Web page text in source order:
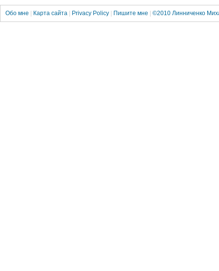
Обо мне | Карта сайта | Privacy Policy | Пишите мне | ©2010 Линниченко